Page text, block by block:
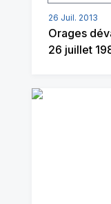
26 Juil. 2013
Orages
26 juillet